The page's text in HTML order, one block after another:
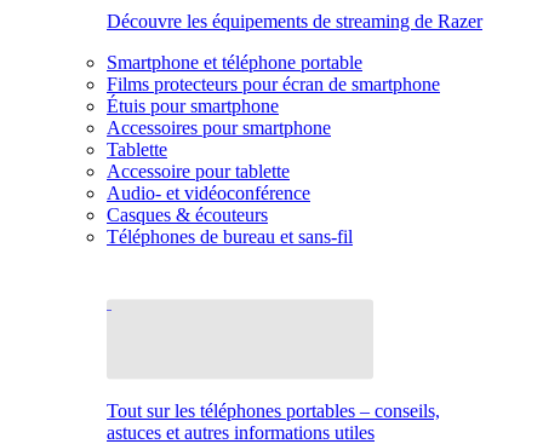
Découvre les équipements de streaming de Razer
Smartphone et téléphone portable
Films protecteurs pour écran de smartphone
Étuis pour smartphone
Accessoires pour smartphone
Tablette
Accessoire pour tablette
Audio- et vidéoconférence
Casques & écouteurs
Téléphones de bureau et sans-fil
Tout sur les téléphones portables – conseils,
astuces et autres informations utiles